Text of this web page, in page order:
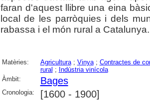
faran d'aquest llibre una eina
local de les parròquies i dels
rabassa i el món rural a
Matèries: Agricultura; Vinya; Contractes de
rural ; Indústria vinícola
Àmbit:
Bages
Cronologia: [1600 - 1900]